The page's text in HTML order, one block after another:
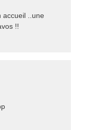
accueil ..une
!!